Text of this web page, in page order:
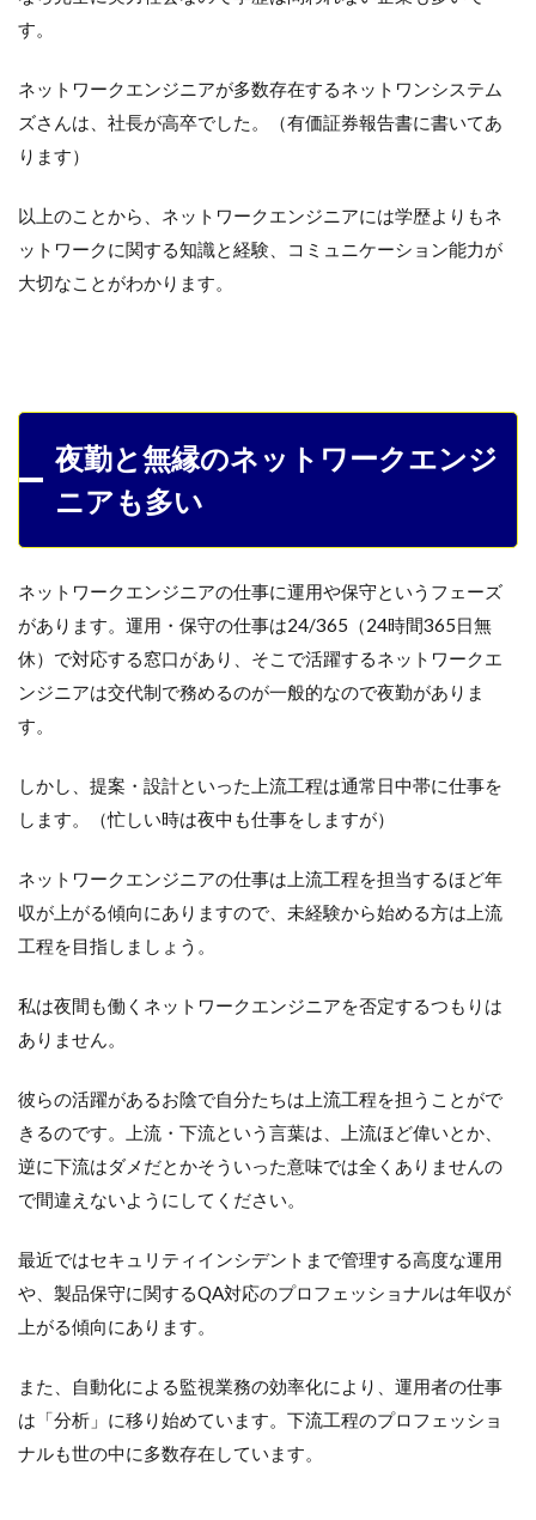
す。
ネットワークエンジニアが多数存在するネットワンシステム
ズさんは、社長が高卒でした。（有価証券報告書に書いてあ
ります）
以上のことから、ネットワークエンジニアには学歴よりもネ
ットワークに関する知識と経験、コミュニケーション能力が
大切なことがわかります。
夜勤と無縁のネットワークエンジ
ニアも多い
ネットワークエンジニアの仕事に運用や保守というフェーズ
があります。運用・保守の仕事は24/365（24時間365日無
休）で対応する窓口があり、そこで活躍するネットワークエ
ンジニアは交代制で務めるのが一般的なので夜勤がありま
す。
しかし、提案・設計といった上流工程は通常日中帯に仕事を
します。（忙しい時は夜中も仕事をしますが）
ネットワークエンジニアの仕事は上流工程を担当するほど年
収が上がる傾向にありますので、未経験から始める方は上流
工程を目指しましょう。
私は夜間も働くネットワークエンジニアを否定するつもりは
ありません。
彼らの活躍があるお陰で自分たちは上流工程を担うことがで
きるのです。上流・下流という言葉は、上流ほど偉いとか、
逆に下流はダメだとかそういった意味では全くありませんの
で間違えないようにしてください。
最近ではセキュリティインシデントまで管理する高度な運用
や、製品保守に関するQA対応のプロフェッショナルは年収が
上がる傾向にあります。
また、自動化による監視業務の効率化により、運用者の仕事
は「分析」に移り始めています。下流工程のプロフェッショ
ナルも世の中に多数存在しています。